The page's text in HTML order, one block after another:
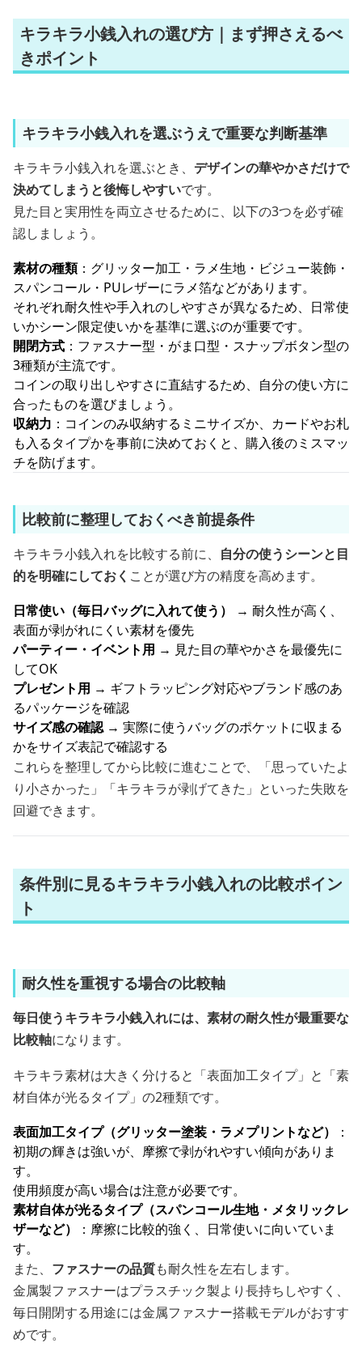
キラキラ小銭入れの選び方｜まず押さえるべ
きポイント
キラキラ小銭入れを選ぶうえで重要な判断基準
キラキラ小銭入れを選ぶとき、 デザインの華やかさだけで
決めてしまうと後悔しやすいです。
見た目と実用性を両立させるために、以下の3つを必ず確
認しましょう。
素材の種類：グリッター加工・ラメ生地・ビジュー装飾・
スパンコール・PUレザーにラメ箔などがあります。
それぞれ耐久性や手入れのしやすさが異なるため、日常使
いかシーン限定使いかを基準に選ぶのが重要です。
開閉方式 ：ファスナー型・がま口型・スナップボタン型の
3種類が主流です。
コインの取り出しやすさに直結するため、自分の使い方に
合ったものを選びましょう。
収納力 ：コインのみ収納するミニサイズか、カードやお札
も入るタイプかを事前に決めておくと、購入後のミスマッ
チを防げます。
比較前に整理しておくべき前提条件
キラキラ小銭入れを比較する前に、 自分の使うシーンと目
的を明確にしておく ことが選び方の精度を高めます。
日常使い（毎日バッグに入れて使う）
→ 耐久性が高く、
表面が剥がれにくい素材を優先
パーティー・イベント用 → 見た目の華やかさを最優先に
してOK
プレゼント用 → ギフトラッピング対応やブランド感のあ
るパッケージを確認
サイズ感の確認→ 実際に使うバッグのポケットに収まる
かをサイズ表記で確認する
これらを整理してから比較に進むことで、「思っていたよ
り小さかった」「キラキラが剥げてきた」といった失敗を
回避できます。
条件別に見るキラキラ小銭入れの比較ポイン
ト
耐久性を重視する場合の比較軸
毎日使うキラキラ小銭入れには、素材の耐久性が最重要な
比較軸になります。
キラキラ素材は大きく分けると「表面加工タイプ」と「素
材自体が光るタイプ」の2種類です。
表面加工タイプ（グリッター塗装・ラメプリントなど）
：
初期の輝きは強いが、摩擦で剥がれやすい傾向がありま
す。
使用頻度が高い場合は注意が必要です。
素材自体が光るタイプ（スパンコール生地・メタリックレ
ザーなど）
：摩擦に比較的強く、日常使いに向いていま
す。
また、 ファスナーの品質も耐久性を左右します。
金属製ファスナーはプラスチック製より長持ちしやすく、
毎日開閉する用途には金属ファスナー搭載モデルがおすす
めです。